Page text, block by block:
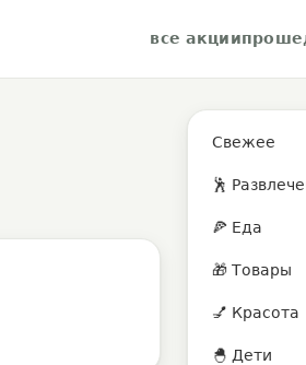
все акции
Свежее
🕺
🍕 Еда
🎁 Товары
💅 Красота
🐣 Дети